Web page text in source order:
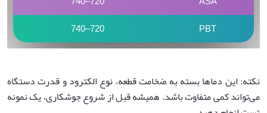
PBT
720–740
نکته: این دماها بسته به ضخامت قطعه، نوع الکترود و قدرت دستگاه
می‌تواند کمی متفاوت باشد. همیشه قبل از شروع جوشکاری، یک نمونه